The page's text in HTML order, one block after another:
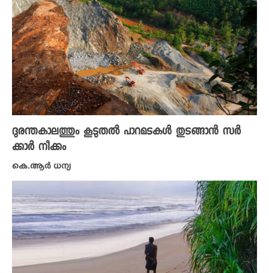
ദുരന്തകാലത്തും കൂടുതൽ പാറമടകൾ തുടങ്ങാൻ സർ
ക്കാർ നീക്കം
കെ.ആർ ധന്യ